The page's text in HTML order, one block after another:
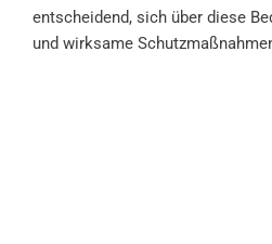
entscheidend, sich über diese
und wirksame